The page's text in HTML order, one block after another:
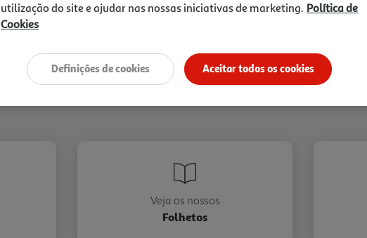
Vamos tentar de novo?
Veja os nossos
Folhetos
utilização do site e ajudar nas nossas iniciativas de marketing. Política de
Cookies
Aceitar todos os cookies
Definições de cookies